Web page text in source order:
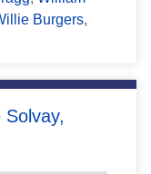
Burgers,